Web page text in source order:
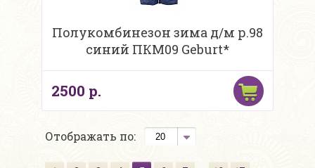
Полукомбинезон зима д/м р.98
синий ПКМ09 Geburt*
2500 р.
Отображать по: